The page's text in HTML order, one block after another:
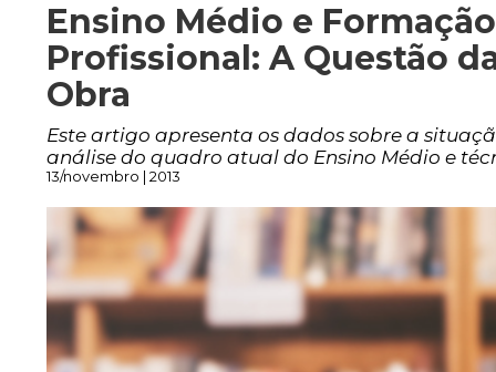
Ensino Médio e Formação
Profissional: A Questão
Obra
Este artigo apresenta os dados sobre a
análise do quadro atual do Ensino Médio e
13/novembro | 2013